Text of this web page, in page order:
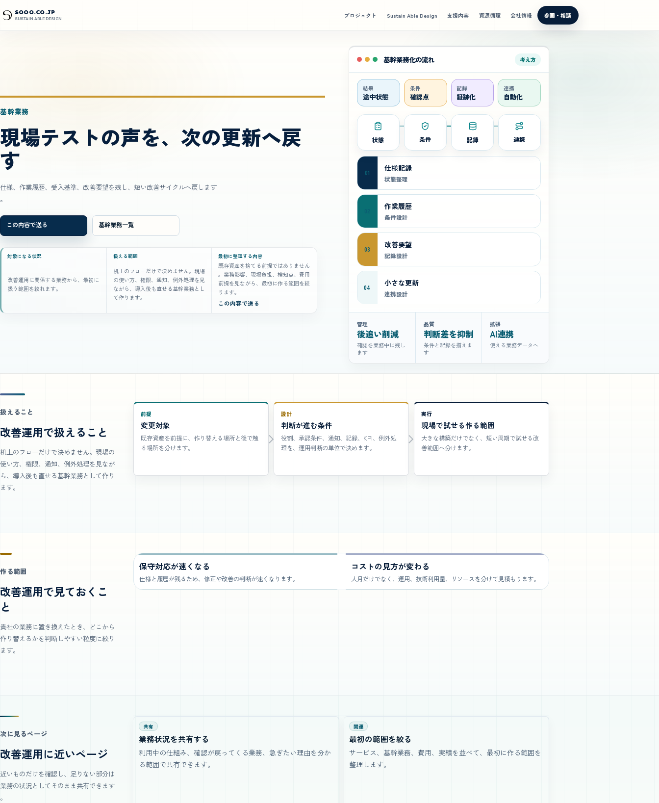
SOOO.CO.JP
SUSTAIN ABLE DESIGN プロジェクト Sustain Able Design 支援内容 資源循環 会社情報 参画・相談
基幹業務
現場テストの声を、次の更新へ戻
す
仕様、作業履歴、受入基準、改善要望を残し、短い改善サイクルへ戻します
。
この内容で送る 基幹業務一覧
対象になる状況
改善運用に関係する業務から、最初に
扱う範囲を絞れます。
扱える範囲
机上のフローだけで決めません。現場
の使い方、権限、通知、例外処理を見
ながら、導入後も直せる基幹業務とし
て作ります。
最初に整理する内容
既存資産を捨てる前提ではありません
。業務影響、現場負担、検知点、費用
前提を見ながら、最初に作る範囲を絞
ります。
この内容で送る
基幹業務化の流れ 考え方
結果
途中状態
条件
確認点
記録
証跡化
連携
自動化
状態 条件 記録 連携
01
仕様記録
状態整理
作業履歴
条件設計
03
改善要望
記録設計
04
小さな更新
連携設計
管理
後追い削減
確認を業務中に残し
ます
品質
判断差を抑制
条件と記録を揃えま
す
拡張
AI連携
使える業務データへ
扱えること
改善運用で扱えること
机上のフローだけで決めません。現場の
使い方、権限、通知、例外処理を見なが
ら、導入後も直せる基幹業務として作り
ます。
前提
変更対象
既存資産を前提に、作り替える場所と後で触
る場所を分けます。
設計
判断が進む条件
役割、承認条件、通知、記録、KPI、例外処
理を、運用判断の単位で決めます。
実行
現場で試せる作る範囲
大きな構築だけでなく、短い周期で試せる改
善範囲へ分けます。
作る範囲
改善運用で見ておくこ
と
貴社の業務に置き換えたとき、どこから
作り替えるかを判断しやすい粒度に絞り
ます。
保守対応が速くなる
仕様と履歴が残るため、修正や改善の判断が速くなります。
コストの見方が変わる
人月だけでなく、運用、技術利用量、リソースを分けて見積もります。
次に見るページ
改善運用に近いページ
近いものだけを確認し、足りない部分は
業務の状況としてそのまま共有できます
。
共有
業務状況を共有する
利用中の仕組み、確認が戻ってくる業務、急ぎたい理由を分か
る範囲で共有できます。
関連
最初の範囲を絞る
サービス、基幹業務、費用、実績を並べて、最初に作る範囲を
整理します。